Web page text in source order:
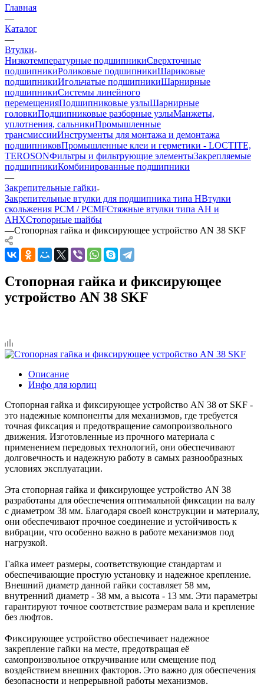
Главная
—
Каталог
—
Втулки
Низкотемпературные подшипникиСверхточные
подшипникиРоликовые подшипникиШариковые
подшипникиИгольчатые подшипникиШарнирные
подшипникиСистемы линейного
перемещенияПодшипниковые узлыШарнирные
головкиПодшипниковые разборные узлыМанжеты,
уплотнения, сальникиПромышленные
трансмиссииИнструменты для монтажа и демонтажа
подшипниковПромышленные клеи и герметики - LOCTITE,
TEROSONФильтры и фильтрующие элементыЗакрепляемые
подшипникиКомбинированные подшипники
—
Закрепительные гайки
Закрепительные втулки для подшипника типа HВтулки
скольжения PCM / PCMFСтяжные втулки типа AH и
AHXСтопорные шайбы
—Стопорная гайка и фиксирующее устройство AN 38 SKF
Стопорная гайка и фиксирующее
устройство AN 38 SKF
Описание
Инфо для юрлиц
Стопорная гайка и фиксирующее устройство AN 38 от SKF -
это надежные компоненты для механизмов, где требуется
точная фиксация и предотвращение самопроизвольного
движения. Изготовленные из прочного материала с
применением передовых технологий, они обеспечивают
долговечность и надежную работу в самых разнообразных
условиях эксплуатации.
Эта стопорная гайка и фиксирующее устройство AN 38
разработаны для обеспечения оптимальной фиксации на валу
с диаметром 38 мм. Благодаря своей конструкции и материалу,
они обеспечивают прочное соединение и устойчивость к
вибрации, что особенно важно в работе механизмов под
нагрузкой.
Гайка имеет размеры, соответствующие стандартам и
обеспечивающие простую установку и надежное крепление.
Внешний диаметр данной гайки составляет 58 мм,
внутренний диаметр - 38 мм, а высота - 13 мм. Эти параметры
гарантируют точное соответствие размерам вала и крепление
без люфтов.
Фиксирующее устройство обеспечивает надежное
закрепление гайки на месте, предотвращая её
самопроизвольное откручивание или смещение под
воздействием внешних факторов. Это важно для обеспечения
безопасности и непрерывной работы механизмов.